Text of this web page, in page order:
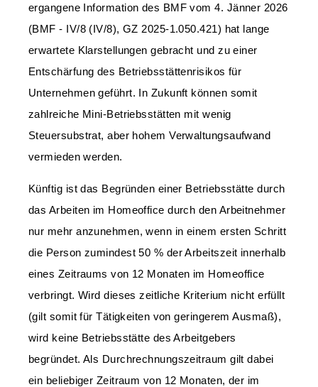
ergangene Information des BMF vom 4. Jänner 2026
(BMF - IV/8 (IV/8), GZ 2025-1.050.421) hat lange
erwartete Klarstellungen gebracht und zu einer
Entschärfung des Betriebsstättenrisikos für
Unternehmen geführt. In Zukunft können somit
zahlreiche Mini-Betriebsstätten mit wenig
Steuersubstrat, aber hohem Verwaltungsaufwand
vermieden werden.
Künftig ist das Begründen einer Betriebsstätte durch
das Arbeiten im Homeoffice durch den Arbeitnehmer
nur mehr anzunehmen, wenn in einem ersten Schritt
die Person zumindest 50 % der Arbeitszeit innerhalb
eines Zeitraums von 12 Monaten im Homeoffice
verbringt. Wird dieses zeitliche Kriterium nicht erfüllt
(gilt somit für Tätigkeiten von geringerem Ausmaß),
wird keine Betriebsstätte des Arbeitgebers
begründet. Als Durchrechnungszeitraum gilt dabei
ein beliebiger Zeitraum von 12 Monaten, der im